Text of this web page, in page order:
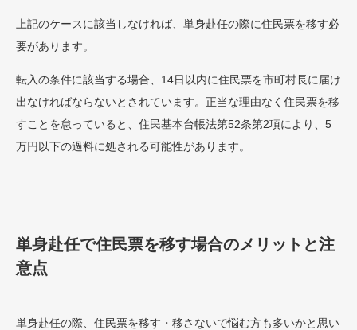
上記のケースに該当しなければ、単身赴任の際に住民票を移す必
要があります。
転入の条件に該当する場合、14日以内に住民票を市町村長に届け
出なければならないとされています。正当な理由なく住民票を移
すことを怠っていると、住民基本台帳法第52条第2項により、5
万円以下の過料に処される可能性があります。
単身赴任で住民票を移す場合のメリットと注
意点
単身赴任の際、住民票を移す・移さないで悩む方も多いかと思い